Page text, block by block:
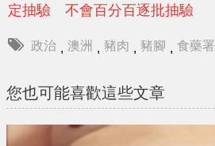
定抽驗 不會百分百逐批抽驗
政治 , 澳洲 , 豬肉 , 豬腳 , 食藥署
您也可能喜歡這些文章